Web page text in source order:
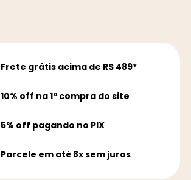
Frete grátis acima de R$ 489*
10% off na 1ª compra do site
5% off pagando no PIX
Parcele em até 8x sem juros